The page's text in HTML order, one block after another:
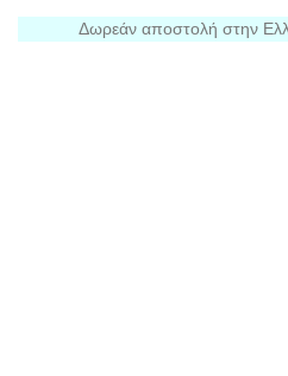
Δωρεάν αποστολή στην